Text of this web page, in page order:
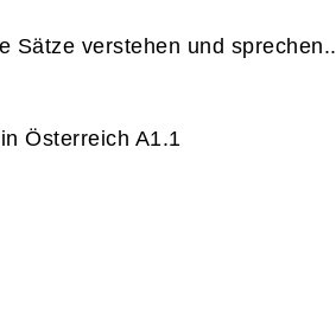
Sätze verstehen und sprechen..
Österreich A1.1